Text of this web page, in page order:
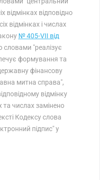
відмінках відповідно
відмінках і числах
№ 405-VII від
словами "реалізує
формування та
фінансову
митна справа",
відмінку
та числах замінено
Кодексу слова
підпис" у